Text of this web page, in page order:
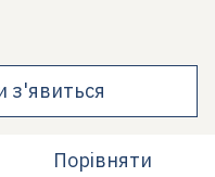
з'явиться
Порівняти